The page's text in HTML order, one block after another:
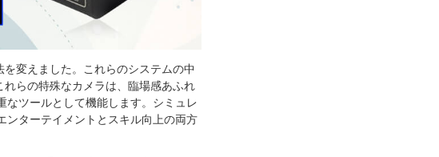
変えました。これらのシステムの中
らの特殊なカメラは、臨場感あふれ
なツールとして機能します。シミュレ
ンターテイメントとスキル向上の両方